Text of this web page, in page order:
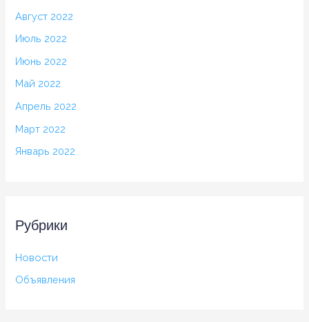
Август 2022
Июль 2022
Июнь 2022
Май 2022
Апрель 2022
Март 2022
Январь 2022
Рубрики
Новости
Объявления